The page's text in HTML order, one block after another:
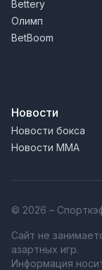
Bettery
Олимп
BetBoom
Новости
Новости бокса
Новости MMA
© 2026 –
Сайт не
азартных игр.
Информация